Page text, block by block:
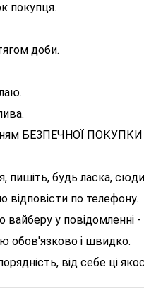
покупця.
доби.
БЕЗПЕЧНОЇ ПОКУПКИ
будь ласка,
відповісти по телефону.
у повідомленні
обов'язково і швидко.
від себе ці